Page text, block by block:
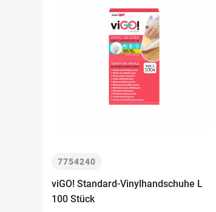
7754240
viGO! Standard-Vinylhandschuhe L
100 Stück